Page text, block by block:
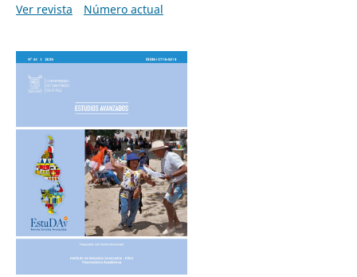
Ver revista
Número actual